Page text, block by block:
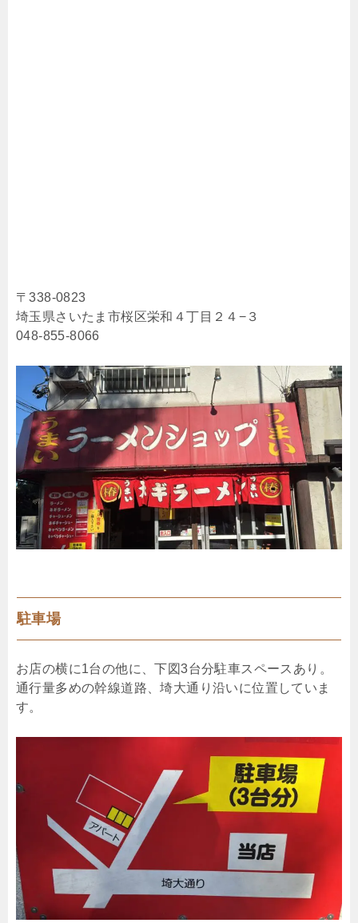
〒338-0823
埼玉県さいたま市桜区栄和４丁目２４−３
048-855-8066
駐車場
お店の横に1台の他に、下図3台分駐車スペースあり。
通行量多めの幹線道路、埼大通り沿いに位置していま
す。